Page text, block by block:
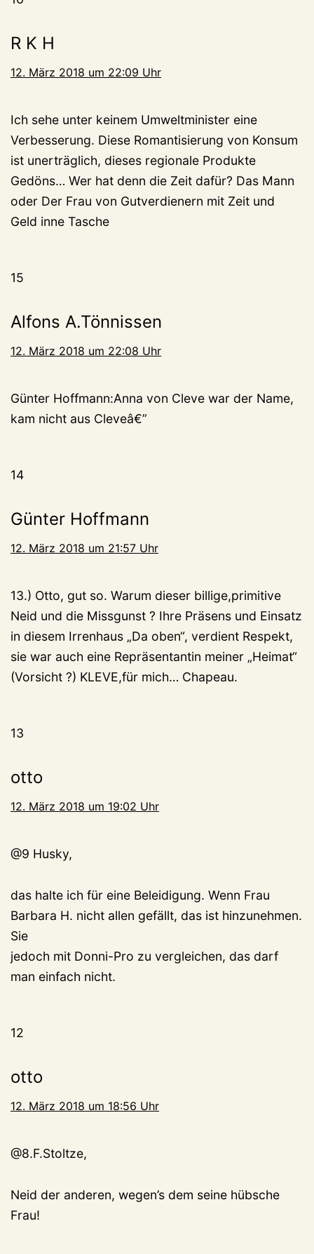
R K H
12. März 2018 um 22:09 Uhr
Ich sehe unter keinem Umweltminister eine
Verbesserung. Diese Romantisierung von Konsum
ist unerträglich, dieses regionale Produkte
Gedöns… Wer hat denn die Zeit dafür? Das Mann
oder Der Frau von Gutverdienern mit Zeit und
Geld inne Tasche
15
Alfons A.Tönnissen
12. März 2018 um 22:08 Uhr
Günter Hoffmann:Anna von Cleve war der Name,
kam nicht aus Cleveâ€”
14
Günter Hoffmann
12. März 2018 um 21:57 Uhr
13.) Otto, gut so. Warum dieser billige,primitive
Neid und die Missgunst ? Ihre Präsens und Einsatz
in diesem Irrenhaus „Da oben“, verdient Respekt,
sie war auch eine Repräsentantin meiner „Heimat“
(Vorsicht ?) KLEVE,für mich… Chapeau.
13
otto
12. März 2018 um 19:02 Uhr
@9 Husky,
das halte ich für eine Beleidigung. Wenn Frau
Barbara H. nicht allen gefällt, das ist hinzunehmen.
Sie
jedoch mit Donni-Pro zu vergleichen, das darf
man einfach nicht.
12
otto
12. März 2018 um 18:56 Uhr
@8.F.Stoltze,
Neid der anderen, wegen’s dem seine hübsche
Frau!